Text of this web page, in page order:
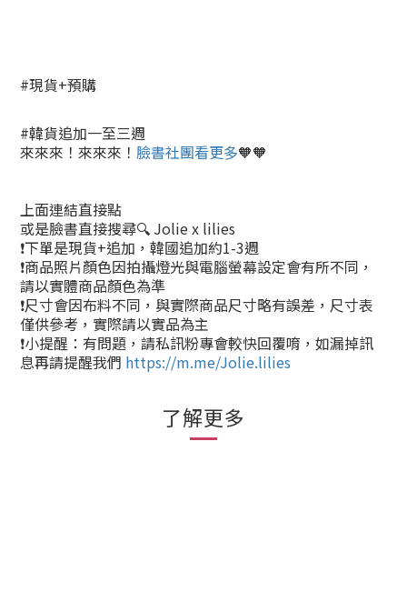
#現貨+預購
#韓貨追加一至三週
來來來！來來來！ 臉書社團看更多🧡🧡
上面連結直接點
或是臉書直接搜尋🔍 Jolie x lilies
❗下單是現貨+追加，韓國追加約1-3週
❗商品照片顏色因拍攝燈光與電腦螢幕設定會有所不同，
請以實體商品顏色為準
❗尺寸會因布料不同，與實際商品尺寸略有誤差，尺寸表
僅供參考，實際請以實品為主
❗小提醒：有問題，請私訊粉專會較快回覆唷，如漏掉訊
息再請提醒我們 https://m.me/Jolie.lilies
了解更多